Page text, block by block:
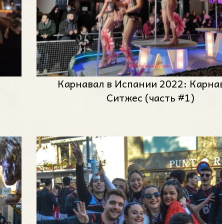
Карнавал в Испании 2022:
Ситжес (часть #1)